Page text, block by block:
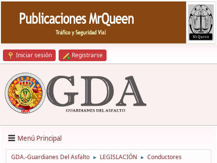
Iniciar sesión Registrarse
Menú Principal
GDA.-Guardianes Del Asfalto ► LEGISLACIÓN ► Conductores